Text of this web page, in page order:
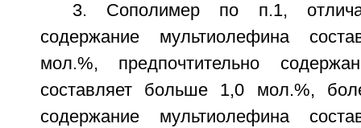
3. Сополимер по п.1,
содержание мультиолефина
мол.%, предпочтительно
составляет больше 1,0 мол.%,
содержание мультиолефина